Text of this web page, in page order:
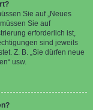
Sie auf „Neues
Sie auf
erforderlich ist,
sind jeweils
Z. B. „Sie dürfen neue
usw.